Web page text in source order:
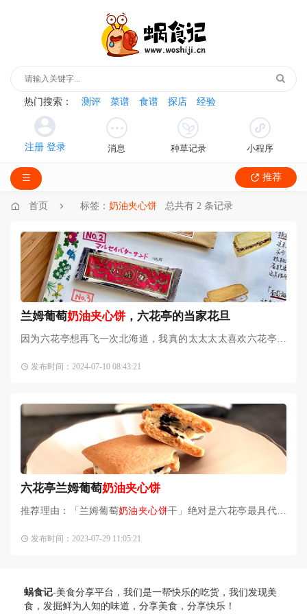
热门搜索： 测评 菜谱 食谱 探店 经验
消息 种草记录 小程序
推荐
首页 标签： 奶油夹心饼 总共有 2 条记录
兰姆葡萄奶油夹心饼，六花亭的当家花旦
因为六花亭想再飞一次北海道，我真的太太太太喜欢六花亭的
的口味。六花亭的颜值确
发布时间：2024-07-10 08:43:21
六花亭兰姆葡萄奶油夹心饼
推荐理由：「兰姆葡萄奶油夹心饼干」绝对是六花亭最具代表
已，说是奶油夹心饼干界的天花板也不为过啊。这款饼干曾荣
发布时间：2023-07-29 11:05:21
蜗食记-美食分享平台，我们是一帮快乐的吃货，我们发现美
食，发掘鲜为人知的味道，分享美食，分享快乐！